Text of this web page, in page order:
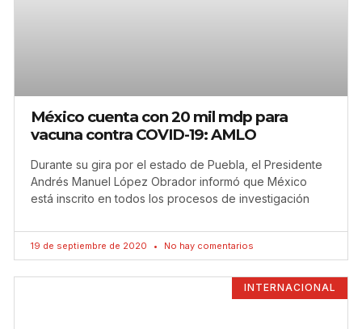
México cuenta con 20 mil mdp para
vacuna contra COVID-19: AMLO
Durante su gira por el estado de Puebla, el Presidente
Andrés Manuel López Obrador informó que México
está inscrito en todos los procesos de investigación
19 de septiembre de 2020 No hay comentarios
INTERNACIONAL